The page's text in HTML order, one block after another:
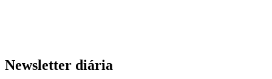
Newsletter diária